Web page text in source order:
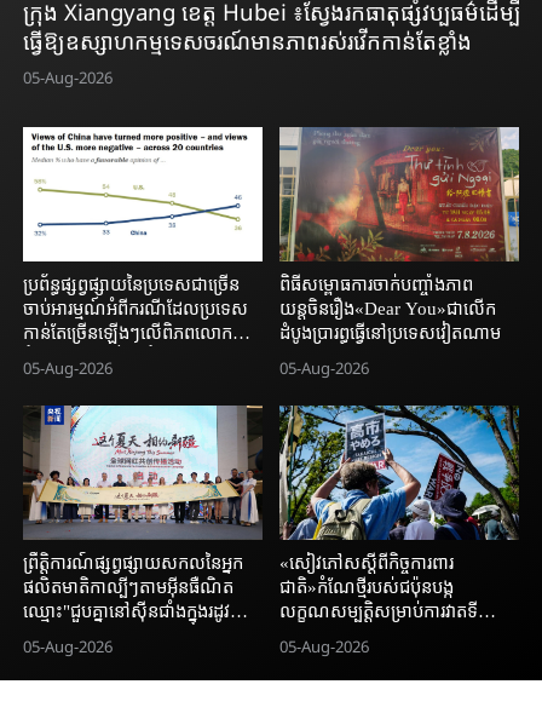
ក្រុង Shijiazhuang ខេត្ត Hebei ៖បណ្ណាល័យនៅក្នុងសួន
ឧទ្យានធ្វើឱ្យប្រជាជនទទួលបានបទពិសោធអំណានថ្មី
05-Aug-2026
ប្រព័ន្ធផ្សព្វផ្សាយនៃប្រទេសជាច្រើន
ចាប់អារម្មណ៍អំពីករណីដែលប្រទេស
កាន់តែច្រើនឡើងៗលើពិភពលោកមាន
ចំណាប់អារម្មណ៍ល្អចំពោះប្រទេសចិន
មានការកើនឡើងជាបន្តបន្ទាប់
05-Aug-2026
ពិធីសម្ពោធការចាក់បញ្ចាំងភាព
យន្តចិនរឿង«Dear You»ជាលើក
ដំបូងប្រារព្ធធ្វើនៅប្រទេសវៀតណាម
05-Aug-2026
ព្រឹត្តិការណ៍ផ្សព្វផ្សាយសកលនៃអ្នក
ផលិតមាតិកាល្បីៗតាមអ៊ីនធឺណិត
ឈ្មោះ"ជួបគ្នានៅស៊ីនជាំងក្នុងរដូវក្ដៅ
នេះ"បានសម្ពោធជាផ្លូវការ
05-Aug-2026
«សៀវភៅសស្តីពីកិច្ចការពារ
ជាតិ»កំណែថ្មីរបស់ជប៉ុនបង្ក
លក្ខណសម្បត្តិសម្រាប់ការវាតទី
យោធានិងបម្រុងសព្វាវុធ
05-Aug-2026